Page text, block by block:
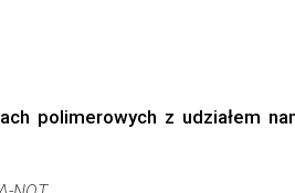
polimerowych z udziałem